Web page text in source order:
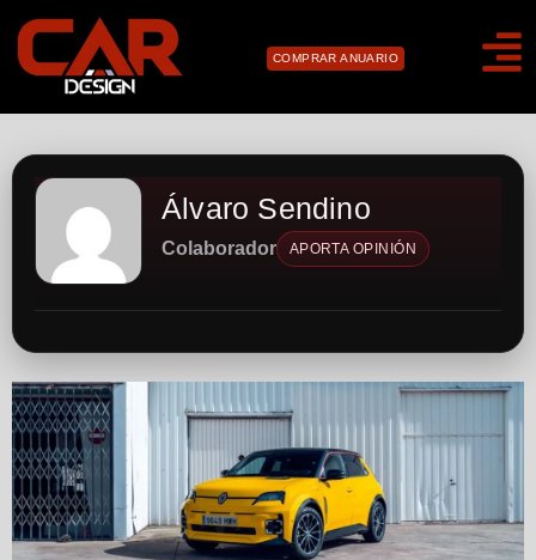
COMPRAR ANUARIO
Álvaro Sendino
Colaborador APORTA OPINIÓN